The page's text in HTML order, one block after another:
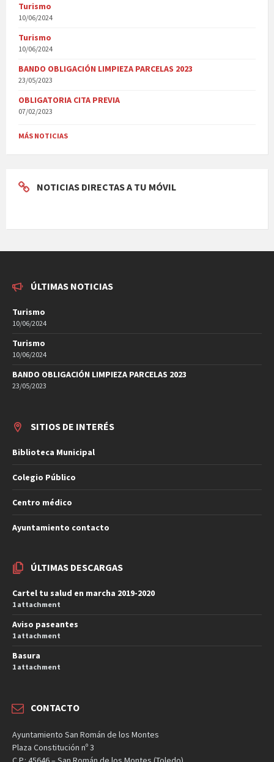
Turismo
10/06/2024
Turismo
10/06/2024
BANDO OBLIGACIÓN LIMPIEZA PARCELAS 2023
23/05/2023
OBLIGATORIA CITA PREVIA
07/02/2023
MÁS NOTICIAS
NOTICIAS DIRECTAS A TU MÓVIL
ÚLTIMAS NOTICIAS
Turismo
10/06/2024
Turismo
10/06/2024
BANDO OBLIGACIÓN LIMPIEZA PARCELAS 2023
23/05/2023
SITIOS DE INTERÉS
Biblioteca Municipal
Colegio Público
Centro médico
Ayuntamiento contacto
ÚLTIMAS DESCARGAS
Cartel tu salud en marcha 2019-2020
1 attachment
Aviso paseantes
1 attachment
Basura
1 attachment
CONTACTO
Ayuntamiento San Román de los Montes
Plaza Constitución nº 3